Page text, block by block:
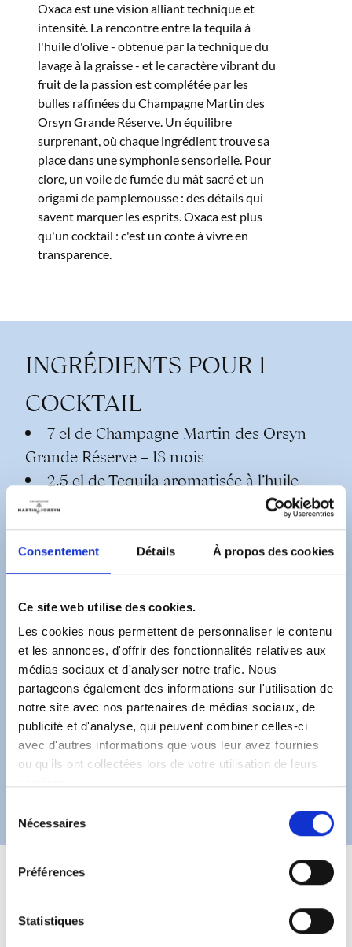
Consentement Détails À propos des cookies
Ce site web utilise des cookies.
Les cookies nous permettent de personnaliser le contenu
et les annonces, d'offrir des fonctionnalités relatives aux
médias sociaux et d'analyser notre trafic. Nous
partageons également des informations sur l'utilisation de
notre site avec nos partenaires de médias sociaux, de
publicité et d'analyse, qui peuvent combiner celles-ci
avec d'autres informations que vous leur avez fournies
ou qu'ils ont collectées lors de votre utilisation de leurs
consentement
Nécessaires
Préférences
Statistiques
Oxaca est une vision alliant technique et
intensité. La rencontre entre la tequila à
l'huile d'olive - obtenue par la technique du
lavage à la graisse - et le caractère vibrant du
fruit de la passion est complétée par les
bulles raffinées du Champagne Martin des
Orsyn Grande Réserve. Un équilibre
surprenant, où chaque ingrédient trouve sa
place dans une symphonie sensorielle. Pour
clore, un voile de fumée du mât sacré et un
origami de pamplemousse : des détails qui
savent marquer les esprits. Oxaca est plus
qu'un cocktail : c'est un conte à vivre en
transparence.
INGRÉDIENTS POUR 1
COCKTAIL
7 cl de Champagne Martin des Orsyn
Grande Réserve – 18 mois
2,5 cl de Tequila aromatisée à l’huile
d’olive extra-vierge
1 cl de jus de pamplemousse rose
1 cl de pulpe de fruit de la passion frais
Zeste de pamplemousse pour la
garniture
INGRÉDIENTS
250 ml de Tequila
50 ml d’huile d’olive extra-vierge
PARTAGER SUR
Le troisième cocktail signé par Bruno Vanzan est Oxaca